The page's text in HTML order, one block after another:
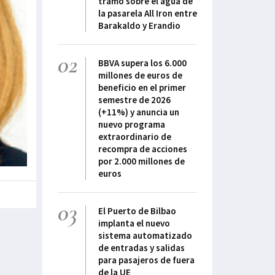
la pasarela All Iron entre
Barakaldo y Erandio
02
BBVA supera los 6.000
millones de euros de
beneficio en el primer
semestre de 2026
(+11%) y anuncia un
nuevo programa
extraordinario de
recompra de acciones
por 2.000 millones de
euros
03
El Puerto de Bilbao
implanta el nuevo
sistema automatizado
de entradas y salidas
para pasajeros de fuera
de la UE